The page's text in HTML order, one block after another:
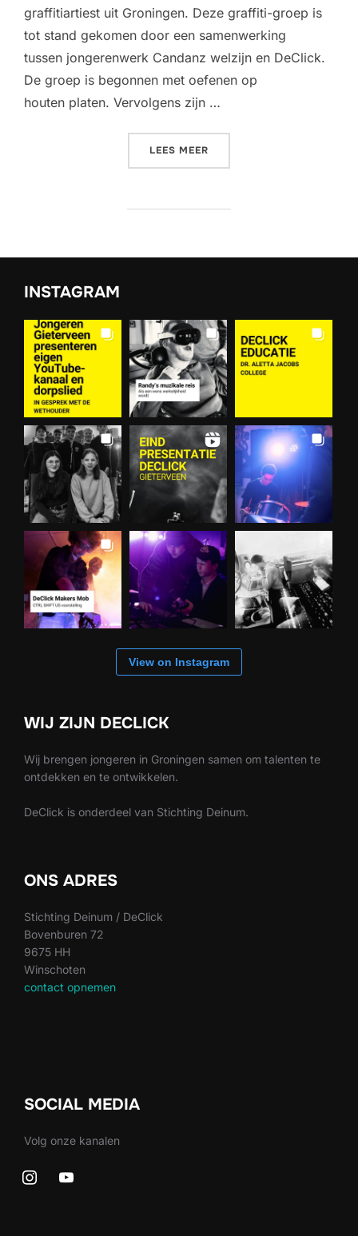
graffitiartiest uit Groningen. Deze graffiti-groep is
tot stand gekomen door een samenwerking
tussen jongerenwerk Candanz welzijn en DeClick.
De groep is begonnen met oefenen op
houten platen. Vervolgens zijn …
LEES MEER
INSTAGRAM
View on Instagram
WIJ ZIJN DECLICK
Wij brengen jongeren in Groningen samen om talenten te
ontdekken en te ontwikkelen.
DeClick is onderdeel van Stichting Deinum.
ONS ADRES
Stichting Deinum / DeClick
Bovenburen 72
9675 HH
Winschoten
contact opnemen
SOCIAL MEDIA
Volg onze kanalen
instagramyoutube